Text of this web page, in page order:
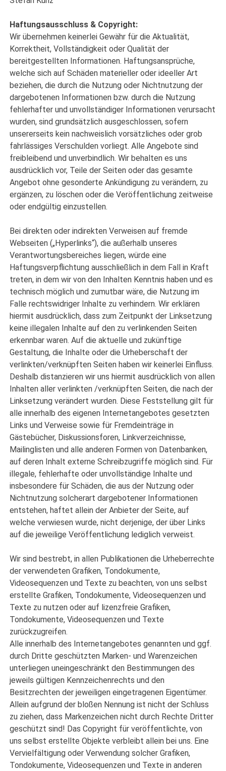
Haftungsausschluss & Copyright:
Wir übernehmen keinerlei Gewähr für die Aktualität,
Korrektheit, Vollständigkeit oder Qualität der
bereitgestellten Informationen. Haftungsansprüche,
welche sich auf Schäden materieller oder ideeller Art
beziehen, die durch die Nutzung oder Nichtnutzung der
dargebotenen Informationen bzw. durch die Nutzung
fehlerhafter und unvollständiger Informationen verursacht
wurden, sind grundsätzlich ausgeschlossen, sofern
unsererseits kein nachweislich vorsätzliches oder grob
fahrlässiges Verschulden vorliegt. Alle Angebote sind
freibleibend und unverbindlich. Wir behalten es uns
ausdrücklich vor, Teile der Seiten oder das gesamte
Angebot ohne gesonderte Ankündigung zu verändern, zu
ergänzen, zu löschen oder die Veröffentlichung zeitweise
oder endgültig einzustellen.
Bei direkten oder indirekten Verweisen auf fremde
Webseiten („Hyperlinks“), die außerhalb unseres
Verantwortungsbereiches liegen, würde eine
Haftungsverpflichtung ausschließlich in dem Fall in Kraft
treten, in dem wir von den Inhalten Kenntnis haben und es
technisch möglich und zumutbar wäre, die Nutzung im
Falle rechtswidriger Inhalte zu verhindern. Wir erklären
hiermit ausdrücklich, dass zum Zeitpunkt der Linksetzung
keine illegalen Inhalte auf den zu verlinkenden Seiten
erkennbar waren. Auf die aktuelle und zukünftige
Gestaltung, die Inhalte oder die Urheberschaft der
verlinkten/verknüpften Seiten haben wir keinerlei Einfluss.
Deshalb distanzieren wir uns hiermit ausdrücklich von allen
Inhalten aller verlinkten /verknüpften Seiten, die nach der
Linksetzung verändert wurden. Diese Feststellung gilt für
alle innerhalb des eigenen Internetangebotes gesetzten
Links und Verweise sowie für Fremdeinträge in
Gästebücher, Diskussionsforen, Linkverzeichnisse,
Mailinglisten und alle anderen Formen von Datenbanken,
auf deren Inhalt externe Schreibzugriffe möglich sind. Für
illegale, fehlerhafte oder unvollständige Inhalte und
insbesondere für Schäden, die aus der Nutzung oder
Nichtnutzung solcherart dargebotener Informationen
entstehen, haftet allein der Anbieter der Seite, auf
welche verwiesen wurde, nicht derjenige, der über Links
auf die jeweilige Veröffentlichung lediglich verweist.
Wir sind bestrebt, in allen Publikationen die Urheberrechte
der verwendeten Grafiken, Tondokumente,
Videosequenzen und Texte zu beachten, von uns selbst
erstellte Grafiken, Tondokumente, Videosequenzen und
Texte zu nutzen oder auf lizenzfreie Grafiken,
Tondokumente, Videosequenzen und Texte
zurückzugreifen.
Alle innerhalb des Internetangebotes genannten und ggf.
durch Dritte geschützten Marken- und Warenzeichen
unterliegen uneingeschränkt den Bestimmungen des
jeweils gültigen Kennzeichenrechts und den
Besitzrechten der jeweiligen eingetragenen Eigentümer.
Allein aufgrund der bloßen Nennung ist nicht der Schluss
zu ziehen, dass Markenzeichen nicht durch Rechte Dritter
geschützt sind! Das Copyright für veröffentlichte, von
uns selbst erstellte Objekte verbleibt allein bei uns. Eine
Vervielfältigung oder Verwendung solcher Grafiken,
Tondokumente, Videosequenzen und Texte in anderen